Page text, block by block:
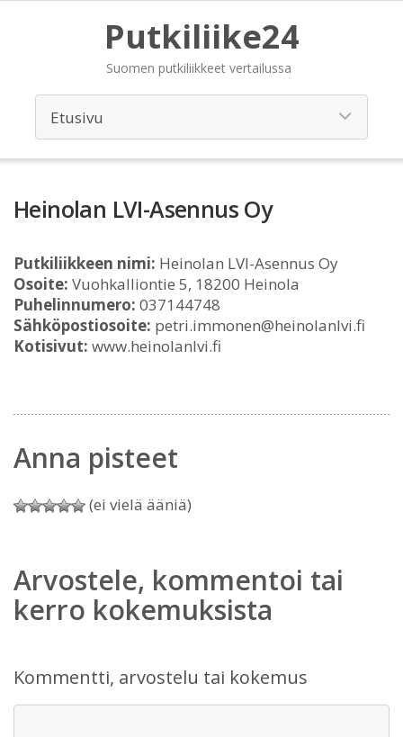
Putkiliike24
Suomen putkiliikkeet vertailussa
Heinolan LVI-Asennus Oy
Putkiliikkeen nimi: Heinolan LVI-Asennus Oy
Osoite: Vuohkalliontie 5, 18200 Heinola
Puhelinnumero: 037144748
Sähköpostiosoite: petri.immonen@heinolanlvi.fi
Kotisivut: www.heinolanlvi.fi
Anna pisteet
(ei vielä ääniä)
Arvostele, kommentoi tai
kerro kokemuksista
Kommentti, arvostelu tai kokemus